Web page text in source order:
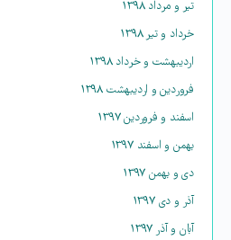
تیر و مرداد ۱۳۹۸
خرداد و تیر ۱۳۹۸
اردیبهشت و خرداد ۱۳۹۸
فروردین و اردیبهشت ۱۳۹۸
اسفند و فروردین ۱۳۹۷
بهمن و اسفند ۱۳۹۷
دی و بهمن ۱۳۹۷
آذر و دی ۱۳۹۷
آبان و آذر ۱۳۹۷